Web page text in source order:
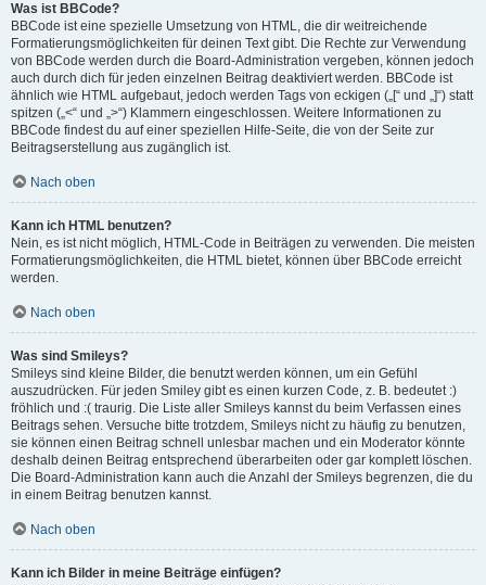
Was ist BBCode?
BBCode ist eine spezielle Umsetzung von HTML, die dir weitreichende
Formatierungsmöglichkeiten für deinen Text gibt. Die Rechte zur Verwendung
von BBCode werden durch die Board-Administration vergeben, können jedoch
auch durch dich für jeden einzelnen Beitrag deaktiviert werden. BBCode ist
ähnlich wie HTML aufgebaut, jedoch werden Tags von eckigen („[“ und „]“) statt
spitzen („<“ und „>“) Klammern eingeschlossen. Weitere Informationen zu
BBCode findest du auf einer speziellen Hilfe-Seite, die von der Seite zur
Beitragserstellung aus zugänglich ist.
Nach oben
Kann ich HTML benutzen?
Nein, es ist nicht möglich, HTML-Code in Beiträgen zu verwenden. Die meisten
Formatierungsmöglichkeiten, die HTML bietet, können über BBCode erreicht
werden.
Nach oben
Was sind Smileys?
Smileys sind kleine Bilder, die benutzt werden können, um ein Gefühl
auszudrücken. Für jeden Smiley gibt es einen kurzen Code, z. B. bedeutet :)
fröhlich und :( traurig. Die Liste aller Smileys kannst du beim Verfassen eines
Beitrags sehen. Versuche bitte trotzdem, Smileys nicht zu häufig zu benutzen,
sie können einen Beitrag schnell unlesbar machen und ein Moderator könnte
deshalb deinen Beitrag entsprechend überarbeiten oder gar komplett löschen.
Die Board-Administration kann auch die Anzahl der Smileys begrenzen, die du
in einem Beitrag benutzen kannst.
Nach oben
Kann ich Bilder in meine Beiträge einfügen?